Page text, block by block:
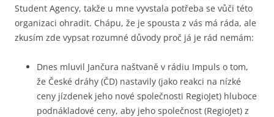
Student Agency, takže u mne vyvstala potřeba se vůči této
organizaci ohradit. Chápu, že je spousta z vás má ráda, ale
zkusím zde vypsat rozumné důvody proč já je rád nemám:
Dnes mluvil Jančura naštvaně v rádiu Impuls o tom,
že České dráhy (ČD) nastavily (jako reakci na nízké
ceny jízdenek jeho nové společnosti RegioJet) hluboce
podnákladové ceny, aby jeho společnost (RegioJet) z